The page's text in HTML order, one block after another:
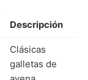
Descripción
Clásicas
galletas de